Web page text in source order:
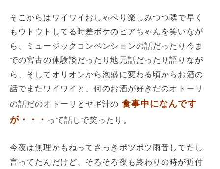
そこからはワイワイおしゃべり楽しみつつ隣で早く
もウトウトしてる時差ボケのピアちゃんを笑いなが
ら、ミュージックコンベンションの話だったり今ま
での宮古の体験談だったり地元話だったり語りなが
ら、そしてオリオンから泡盛に変わる頃からお酒の
話でまたワイワイと、何のお酒が好きだのオトーリ
の話だのオトーリとヤギ汁の 食事中になんです
が・・・ って話しで笑ったり。
今夜は無理かもねってさっきポツポツ雨音してたし
言ってたんだけど、そろそろ夜も終わりの時が近付